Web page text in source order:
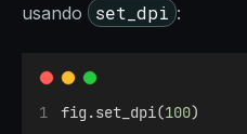
usando
set_dpi :
fig.set_dpi(100)